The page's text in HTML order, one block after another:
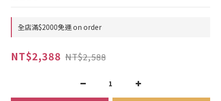
全店滿$2000免運 on order
NT$2,388 NT$2,588